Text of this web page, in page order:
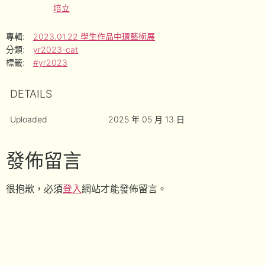
培立
專輯:
2023.01.22 學生作品中環藝術展
分類:
yr2023-cat
標籤:
#yr2023
DETAILS
Uploaded 2025 年 05 月 13 日
發佈留言
很抱歉，必須登入網站才能發佈留言。